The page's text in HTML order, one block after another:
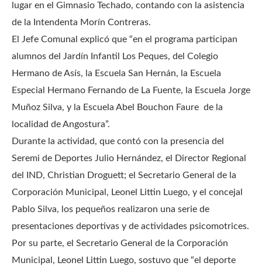
lugar en el Gimnasio Techado, contando con la asistencia
de la Intendenta Morín Contreras.
El Jefe Comunal explicó que “en el programa participan
alumnos del Jardín Infantil Los Peques, del Colegio
Hermano de Asís, la Escuela San Hernán, la Escuela
Especial Hermano Fernando de La Fuente, la Escuela Jorge
Muñoz Silva, y la Escuela Abel Bouchon Faure de la
localidad de Angostura”.
Durante la actividad, que contó con la presencia del
Seremi de Deportes Julio Hernández, el Director Regional
del IND, Christian Droguett; el Secretario General de la
Corporación Municipal, Leonel Littin Luego, y el concejal
Pablo Silva, los pequeños realizaron una serie de
presentaciones deportivas y de actividades psicomotrices.
Por su parte, el Secretario General de la Corporación
Municipal, Leonel Littin Luego, sostuvo que “el deporte